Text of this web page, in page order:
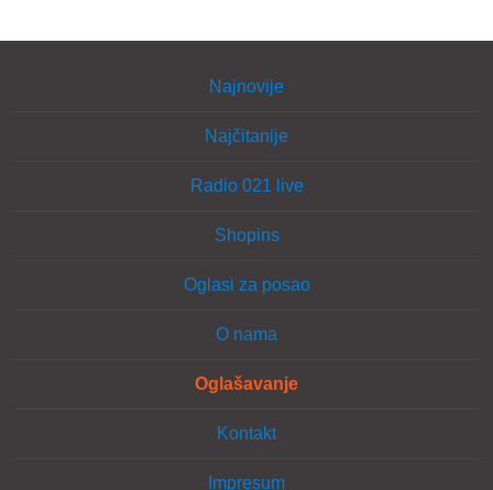
Najnovije
Najčitanije
Radio 021 live
Shopins
Oglasi za posao
O nama
Oglašavanje
Kontakt
Impresum